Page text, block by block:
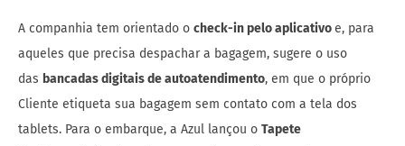
A companhia tem orientado o check-in pelo aplicativoe, para
aqueles que precisa despachar a bagagem, sugere o uso
das bancadas digitais de autoatendimento, em que o próprio
Cliente etiqueta sua bagagem sem contato com a tela dos
tablets. Para o embarque, a Azul lançou o Tapete